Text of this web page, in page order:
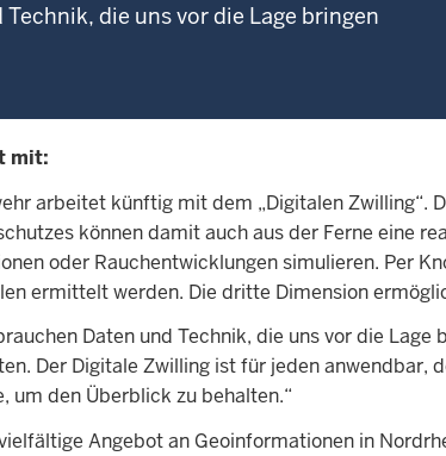
die uns vor die Lage bringen
mit:
arbeitet künftig mit dem „Digitalen
können damit auch aus der Ferne eine
oder Rauchentwicklungen simulieren. Per
ermittelt werden. Die dritte Dimension
Daten und Technik, die uns vor die
Der Digitale Zwilling ist für jeden
um den Überblick zu behalten.“
Angebot an Geoinformationen in